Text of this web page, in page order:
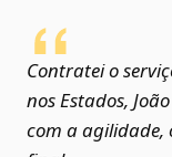
Contratei o
nos Estados,
com a agilidade,